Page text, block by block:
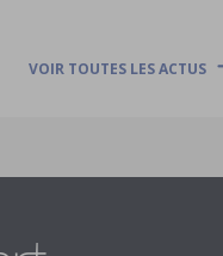
VOIR TOUTES LES ACTUS